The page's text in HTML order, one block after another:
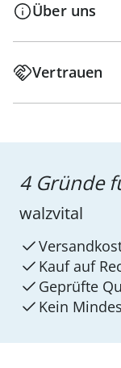
Über uns
Vertrauen
4 Gründe
walzvital
Kauf auf
Geprüfte
Kein